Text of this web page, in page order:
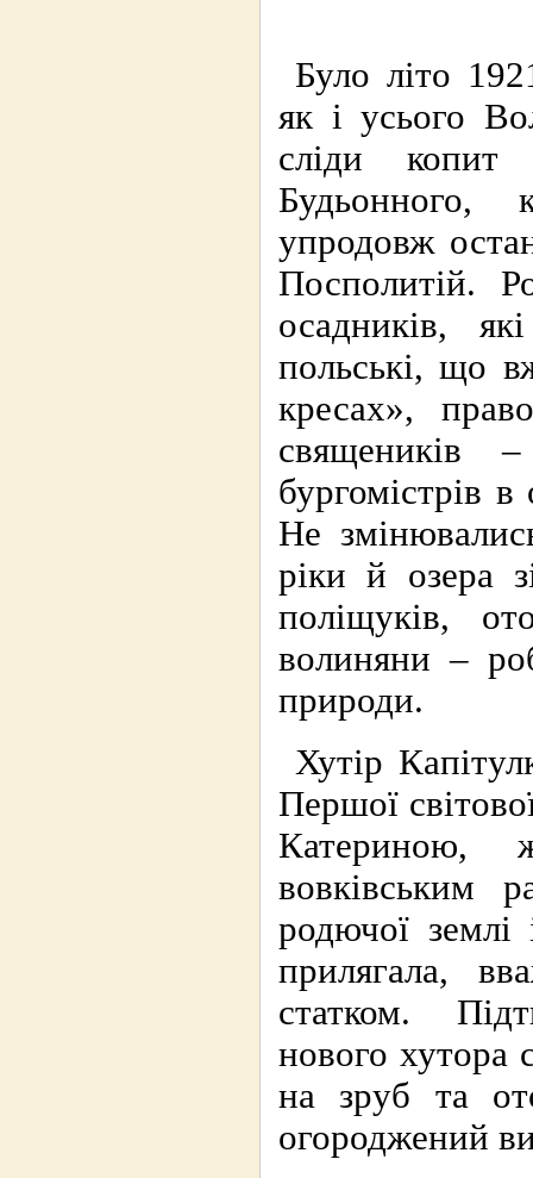
Було літо
як і усього
сліди копит
Будьонного,
упродовж
Посполитій.
осадників,
польські, що
кресах»,
священиків
бургомістрів
Не
ріки й озера
поліщуків,
волиняни –
природи.
Хутір
Першої
Катериною,
вовківським
родючої
прилягала,
статком.
нового хутора
на зруб та
огороджений